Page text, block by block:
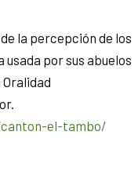
de la percepción de los
usada por sus abuelos
el-tambo/